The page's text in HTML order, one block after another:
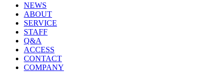
NEWS
ABOUT
SERVICE
STAFF
Q&A
ACCESS
CONTACT
COMPANY